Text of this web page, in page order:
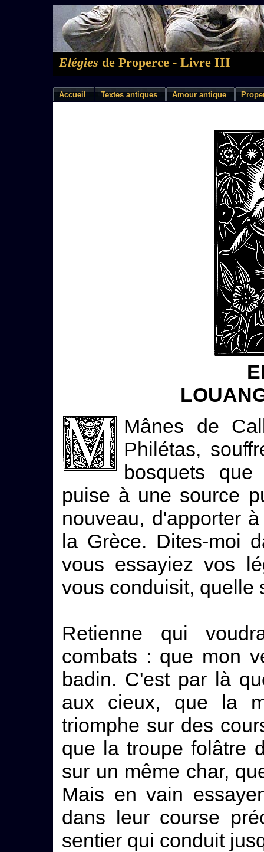
Elégies de Properce - Livre III
Accueil Textes antiques Amour antique
Mânes de
Philétas,
bosquets
puise à une source
nouveau, d'apporter
la Grèce. Dites-moi
vous essayiez vos
vous conduisit, quelle
Retienne qui
combats : que mon
badin. C'est par là
aux cieux, que la
triomphe sur des
que la troupe folâtre
sur un même char,
Mais en vain
dans leur course
sentier qui conduit